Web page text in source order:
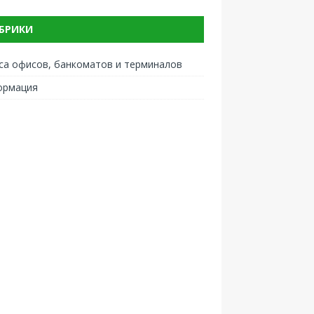
офисов, банкоматов и терминалов